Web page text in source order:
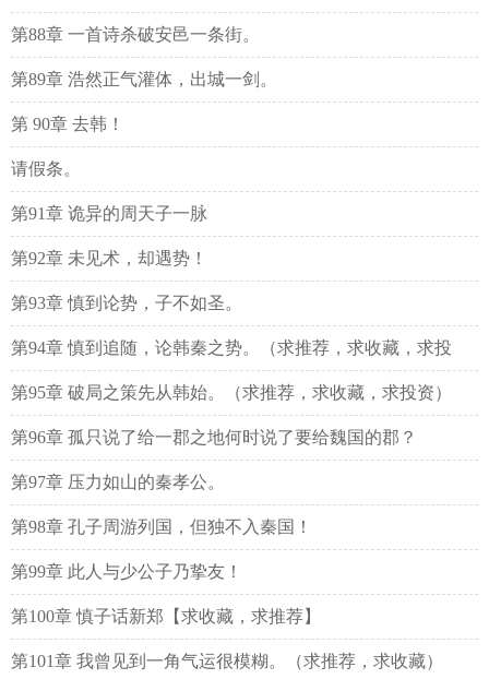
第88章 一首诗杀破安邑一条街。
第89章 浩然正气灌体，出城一剑。
第 90章 去韩！
请假条。
第91章 诡异的周天子一脉
第92章 未见术，却遇势！
第93章 慎到论势，子不如圣。
第94章 慎到追随，论韩秦之势。（求推荐，求收藏，求投
资）
第95章 破局之策先从韩始。（求推荐，求收藏，求投资）
第96章 孤只说了给一郡之地何时说了要给魏国的郡？
第97章 压力如山的秦孝公。
第98章 孔子周游列国，但独不入秦国！
第99章 此人与少公子乃挚友！
第100章 慎子话新郑【求收藏，求推荐】
第101章 我曾见到一角气运很模糊。（求推荐，求收藏）